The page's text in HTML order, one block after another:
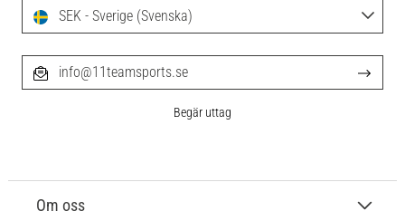
Om oss
SEK - Sverige (Svenska)
info@11teamsports.se
Begär uttag